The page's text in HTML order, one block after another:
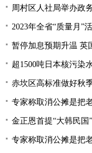
周村区人社局举办政
2023年全省“质量月”
暂停加息预期升温 英
超1500吨日本核污染
赤坎区高标准做好秋
专家称取消公摊是把
金正恩首提“大韩民
专家称取消公摊是把